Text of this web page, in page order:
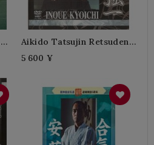
Aikido Tatsujin Retsuden-
INOUE Kyoichi
5 600 ¥